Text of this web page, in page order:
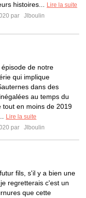
histoires...
Lire la suite
par
Jlboulin
de notre
qui implique
dans des
au temps du
tout en moins de 2019
Lire la suite
par
Jlboulin
fils, s'il y a bien une
regretterais c'est un
que cette